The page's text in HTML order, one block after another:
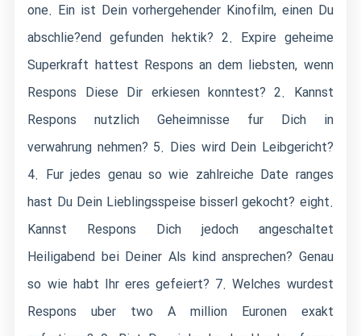
one. Ein ist Dein vorhergehender Kinofilm, einen Du
abschlie?end gefunden hektik? 2. Expire geheime
Superkraft hattest Respons an dem liebsten, wenn
Respons Diese Dir erkiesen konntest? 2. Kannst
Respons nutzlich Geheimnisse fur Dich in
verwahrung nehmen? 5. Dies wird Dein Leibgericht?
4. Fur jedes genau so wie zahlreiche Date ranges
hast Du Dein Lieblingsspeise bisserl gekocht? eight.
Kannst Respons Dich jedoch angeschaltet
Heiligabend bei Deiner Als kind ansprechen? Genau
so wie habt Ihr eres gefeiert? 7. Welches wurdest
Respons uber two A million Euronen exakt